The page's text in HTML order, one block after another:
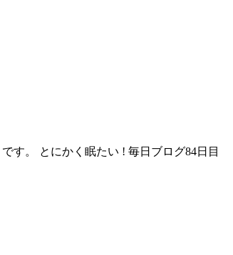
す。 とにかく眠たい ! 毎日ブログ84日目